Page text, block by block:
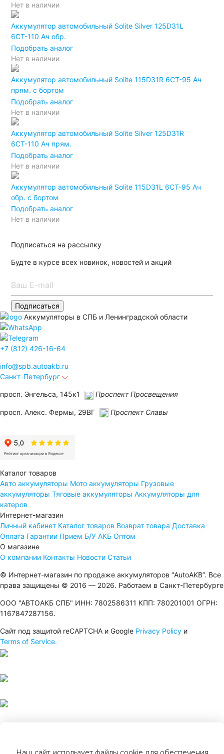
Нет в наличии
Аккумулятор автомобильный Solite Silver 125D31L
6СТ-110 Ач обр.
Подобрать аналог
Нет в наличии
Аккумулятор автомобильный Solite 115D31R 6СТ-95 Ач
прям. с бортом
Подобрать аналог
Нет в наличии
Аккумулятор автомобильный Solite Silver 125D31R
6СТ-110 Ач прям.
Подобрать аналог
Нет в наличии
Аккумулятор автомобильный Solite 115D31L 6СТ-95 Ач
обр. с бортом
Подобрать аналог
Нет в наличии
Подписаться на рассылку
Будте в курсе всех новинок, новостей и акций
Подписаться
Аккумуляторы в СПБ и Ленинградской области
+7 (812) 426-16-64
info@spb.autoakb.ru
Санкт-Петербург
просп. Энгельса, 145к1 Проспект Просвещения
просп. Алекс. Фермы, 29ВГ Проспект Славы
Каталог товаров
Авто аккумуляторы Мото аккумуляторы Грузовые
аккумуляторы Тяговые аккумуляторы Аккумуляторы для
катеров
Интернет-магазин
Личный кабинет Каталог товаров Возврат товара Доставка
Оплата Гарантии Прием Б/У АКБ Оптом
О магазине
О компании Контакты Новости Статьи
© Интернет-магазин по продаже аккумуляторов “AutoAKB”. Все
права защищены © 2016 — 2026. Работаем в Санкт-Петербурге
ООО "АВТОАКБ СПБ" ИНН: 7802586311 КПП: 780201001 ОГРН:
1167847287156.
Сайт под защитой reCAPTCHA и Google Privacy Policy и
Terms of Service.